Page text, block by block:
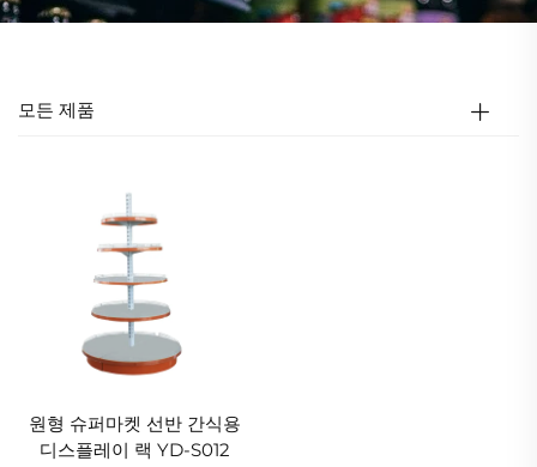
모든 제품
원형 슈퍼마켓 선반 간식용
디스플레이 랙 YD-S012